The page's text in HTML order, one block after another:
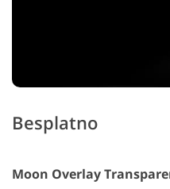
Besplatno
Moon Overlay